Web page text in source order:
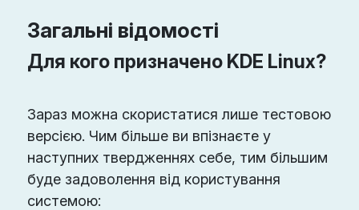
Загальні відомості
Для кого призначено KDE Linux?
Зараз можна скористатися лише тестовою
версією. Чим більше ви впізнаєте у
наступних твердженнях себе, тим більшим
буде задоволення від користування
системою: